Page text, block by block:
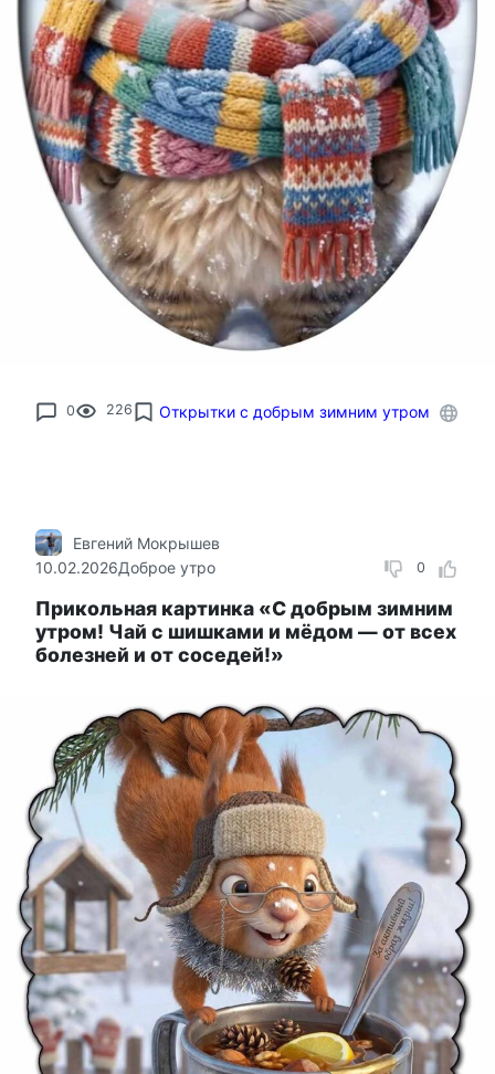
0 226 Открытки с добрым зимним утром
0
Евгений Мокрышев
10.02.2026Доброе утро
Прикольная картинка «С добрым зимним
утром! Чай с шишками и мёдом — от всех
болезней и от соседей!»